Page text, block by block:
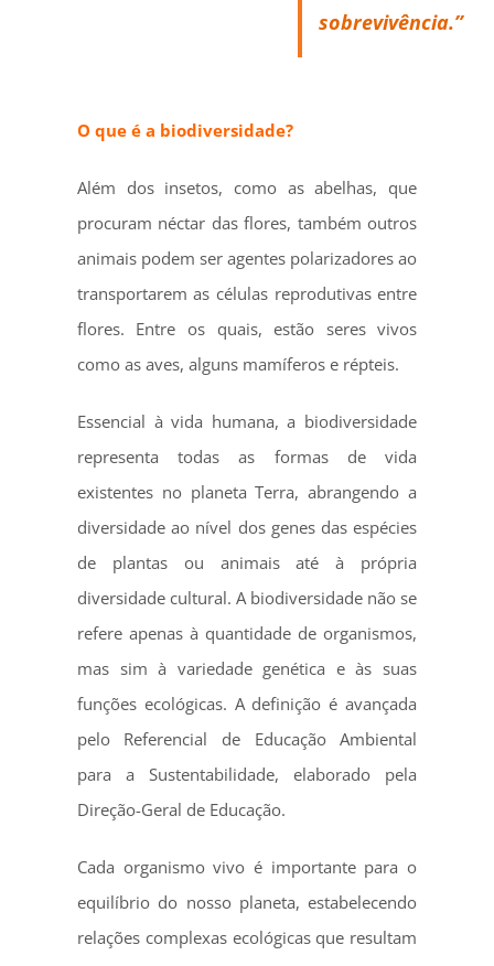
sobrevivência.”
O que é a biodiversidade?
Além dos insetos, como as abelhas, que
procuram néctar das flores, também outros
animais podem ser agentes polarizadores ao
transportarem as células reprodutivas entre
flores. Entre os quais, estão seres vivos
como as aves, alguns mamíferos e répteis.
Essencial à vida humana, a biodiversidade
representa todas as formas de vida
existentes no planeta Terra, abrangendo a
diversidade ao nível dos genes das espécies
de plantas ou animais até à própria
diversidade cultural. A biodiversidade não se
refere apenas à quantidade de organismos,
mas sim à variedade genética e às suas
funções ecológicas. A definição é avançada
pelo Referencial de Educação Ambiental
para a Sustentabilidade, elaborado pela
Direção-Geral de Educação.
Cada organismo vivo é importante para o
equilíbrio do nosso planeta, estabelecendo
relações complexas ecológicas que resultam